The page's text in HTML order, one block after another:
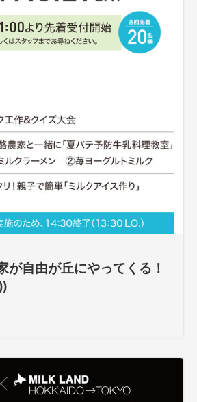
が自由が丘にやってくる！